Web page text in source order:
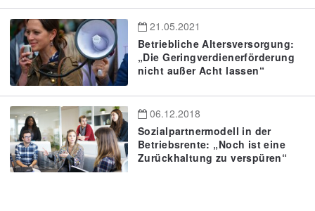
21.05.2021
Betriebliche Altersversorgung:
„Die Geringverdienerförderung
nicht außer Acht lassen“
06.12.2018
Sozialpartnermodell in der
Betriebsrente: „Noch ist eine
Zurückhaltung zu verspüren“